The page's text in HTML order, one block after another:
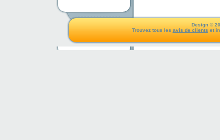
Design ©
Trouvez tous les avis de clients et